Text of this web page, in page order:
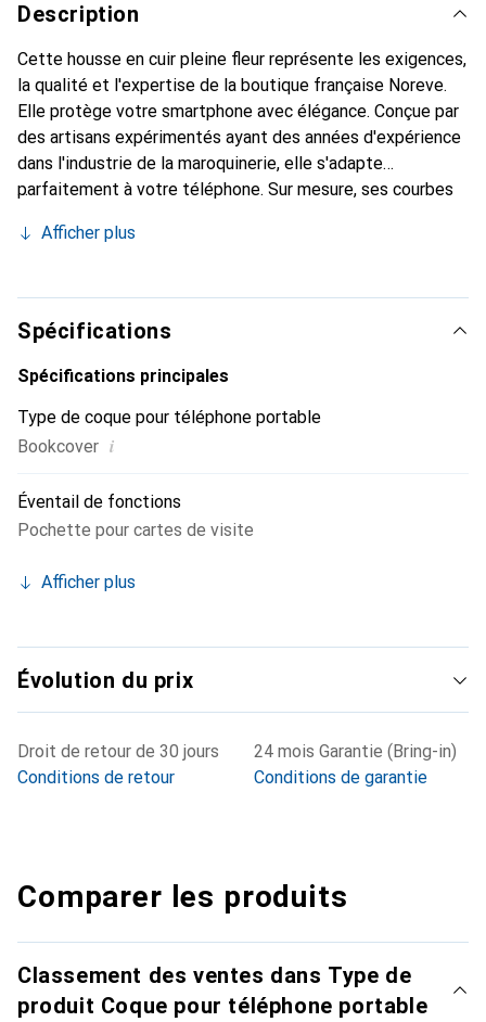
Description
Cette housse en cuir pleine fleur représente les exigences,
la qualité et l'expertise de la boutique française Noreve.
Elle protège votre smartphone avec élégance. Conçue par
des artisans expérimentés ayant des années d'expérience
dans l'industrie de la maroquinerie, elle s'adapte
parfaitement à votre téléphone. Sur mesure, ses courbes
l'accessoire chic et indispensable pour votre smartphone.
qualité, la marque Noreve est un choix fiable pour une
clientèle exigeante.
Afficher plus
Spécifications
Spécifications principales
Type de coque pour téléphone portable
Bookcover i
Éventail de fonctions
Pochette pour cartes de visite
Afficher plus
Évolution du prix
Droit de retour de 30 jours
Conditions de retour
24 mois Garantie (Bring-in)
Conditions de garantie
Comparer les produits
Classement des ventes dans Type de
produit Coque pour téléphone portable